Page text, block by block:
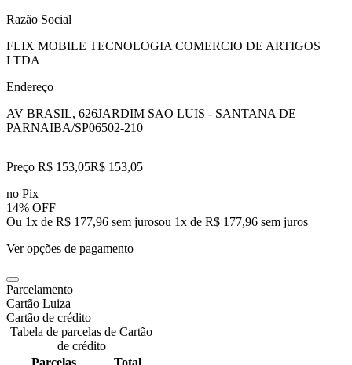
Razão Social
FLIX MOBILE TECNOLOGIA COMERCIO DE ARTIGOS
LTDA
Endereço
AV BRASIL, 626JARDIM SAO LUIS - SANTANA DE
PARNAIBA/SP06502-210
Preço R$ 153,05R$ 153,05
no Pix
14% OFF
Ou 1x de R$ 177,96 sem jurosou 1x de R$ 177,96 sem juros
Ver opções de pagamento
Parcelamento
Cartão Luiza
Cartão de crédito
Tabela de parcelas de Cartão
de crédito
Parcelas
Total